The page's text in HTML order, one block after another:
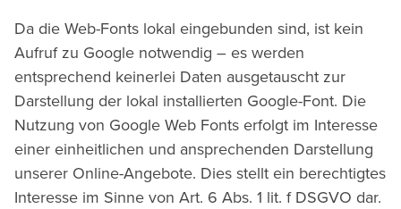
Da die Web-Fonts lokal eingebunden sind, ist kein
Aufruf zu Google notwendig – es werden
entsprechend keinerlei Daten ausgetauscht zur
Darstellung der lokal installierten Google-Font. Die
Nutzung von Google Web Fonts erfolgt im Interesse
einer einheitlichen und ansprechenden Darstellung
unserer Online-Angebote. Dies stellt ein berechtigtes
Interesse im Sinne von Art. 6 Abs. 1 lit. f DSGVO dar.